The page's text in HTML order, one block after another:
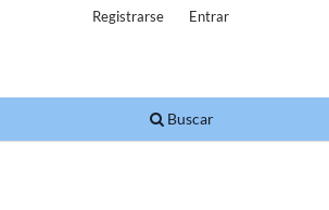
Buscar
Registrarse Entrar